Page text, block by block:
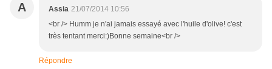
A Assia 21/07/2014 10:56
<br /> Humm je n'ai jamais essayé avec l'huile d'olive! c'est
très tentant merci:)Bonne semaine<br />
Répondre